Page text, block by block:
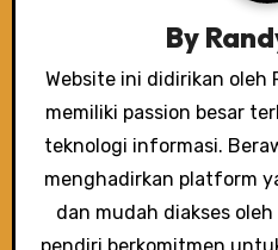
a
t
i
o
By
Website ini didirikan oleh
memiliki passion besar
teknologi informasi.
menghadirkan platform
dan mudah diakses